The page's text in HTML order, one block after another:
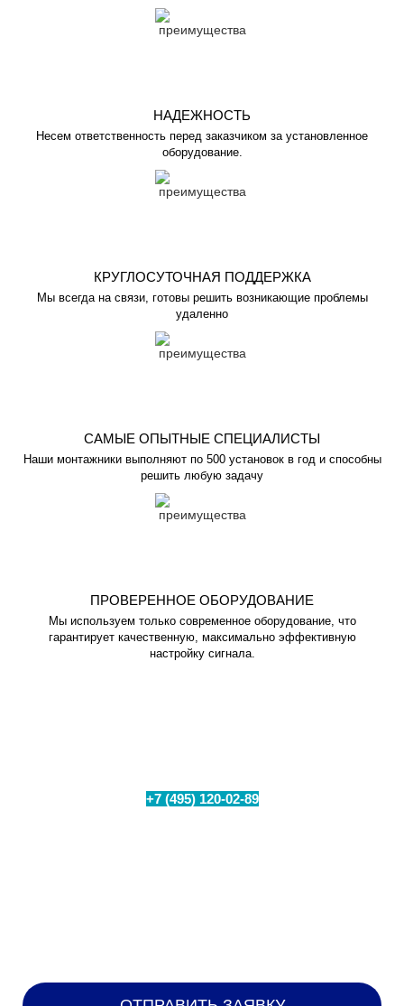
НАДЕЖНОСТЬ
Несем ответственность перед заказчиком за установленное
оборудование.
КРУГЛОСУТОЧНАЯ ПОДДЕРЖКА
Мы всегда на связи, готовы решить возникающие проблемы
удаленно
САМЫЕ ОПЫТНЫЕ СПЕЦИАЛИСТЫ
Наши монтажники выполняют по 500 установок в год и способны
решить любую задачу
ПРОВЕРЕННОЕ ОБОРУДОВАНИЕ
Мы используем только современное оборудование, что
гарантирует качественную, максимально эффективную
настройку сигнала.
+7 (495) 120-02-89